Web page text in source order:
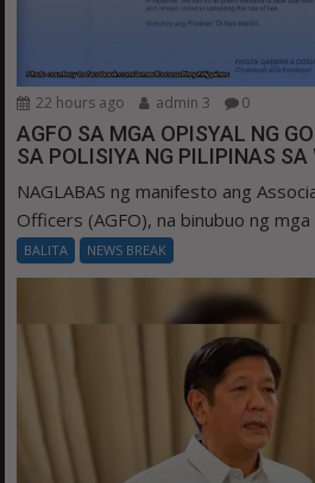
22 hours ago admin 3 0
AGFO SA MGA OPISYAL NG
SA POLISIYA NG PILIPINAS
NAGLABAS ng manifesto ang
Officers (AGFO), na binubuo ng
BALITA NEWS BREAK